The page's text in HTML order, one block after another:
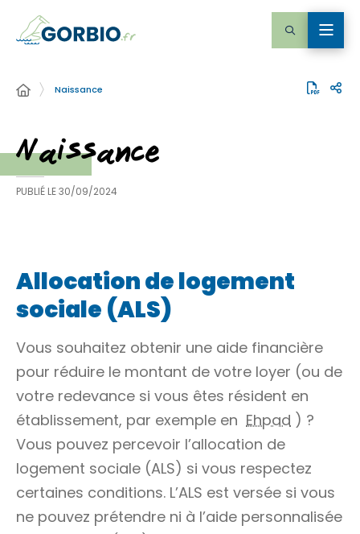
Naissance
Naissance
PUBLIÉ LE30/09/2024
Allocation de logement
sociale (ALS)
Vous souhaitez obtenir une aide financière
pour réduire le montant de votre loyer (ou de
votre redevance si vous êtes résident en
établissement, par exemple en Ehpad ) ?
Vous pouvez percevoir l’allocation de
logement sociale (ALS) si vous respectez
certaines conditions. L’ALS est versée si vous
ne pouvez prétendre ni à l’aide personnalisée